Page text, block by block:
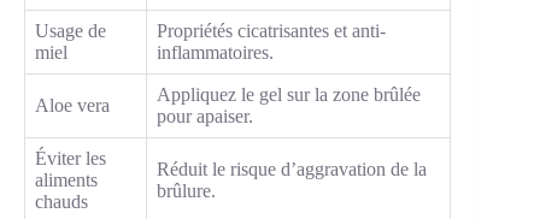
Usage de
miel
Propriétés cicatrisantes et anti-
inflammatoires.
Aloe vera
Appliquez le gel sur la zone brûlée
pour apaiser.
Éviter les
aliments
chauds
Réduit le risque d’aggravation de la
brûlure.